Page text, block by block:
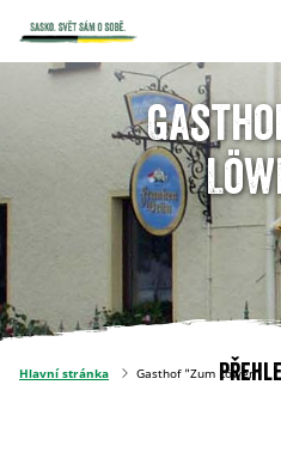
Hlavní stránka Gasthof "Zum Löwen"